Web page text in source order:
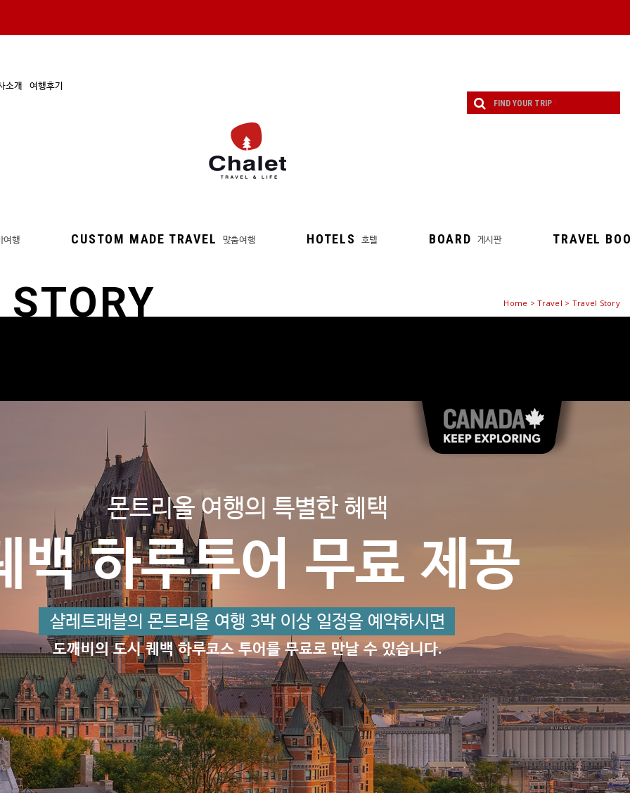
소개 여행후기
여행 CUSTOM MADE TRAVEL 맞춤여행 HOTELS 호텔 BOARD 게시판 TRAVEL
Home >Travel > Travel Story
시선이 멈추는 도시의 감성
몬트리올 & 퀘백
특급호텔 페어몬트 2박+1박 무료 투숙
도깨비도 못가본 존 레논 호텔
올 페어몬트 호텔 프로모션
2박 예약 + 1박 무료 + 룸 업그레이드
몬트리올 여행의 특별한 혜택
백 하루투어 무료 제공
샬레트래블의 몬트리올 여행 3박 이상 일정을 예약하시면
도깨비의 도시 퀘백 하루코스 투어를 무료로 만날 수 있습니다.